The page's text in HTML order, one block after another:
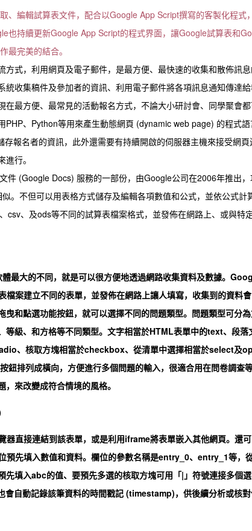
編輯試算表文件，配合以Google App Script撰寫的客製化程式，
也持續更新Google App Script的程式界面，讓Google試算表和
最完美的結合。
式，利用網頁及電子郵件，是最方便、最快速的收集和散佈訊
收集稿件及參加者的資訊、利用電子郵件將各項訊息通知傳達
最方便、最常見的活動報名方式，不論大小研討會、同學聚會
PHP、Python等用來產生動態網頁 (dynamic web page) 的程式
報名者的資訊，此外還需要有持續開啟的伺服器主機來接受網頁
行。
件 (Google Docs) 服務的一部份，由Google公司在2006年推出
。不但可以用表格方式儲存及編輯各項數值和公式，並依公式計
csv、及ods等不同的試算表檔案格式，並發佈在網路上、或與特
最大的不同，就是可以很方便地透過網路收集資料及數據。
案建立不同的表單，並發佈在網路上讓人填寫，收集到的資料會
和點選功能按鈕，就可以選擇不同的問題類型。問題類型可分
等級、和方格等不同類型。文字相當於HTML表單中的text、段落
、核取方塊相當於checkbox、從清單中選擇相當於select及
鈕排列成橫向，方便進行多個問題的輸入，很適合用在問卷調查
來改變成符合情境的風格。
器直接連結到該表單，或是利用iframe將表單嵌入其他網頁。還可
預先填入數值和資料。欄位的參數名稱是entry_0、entry_1等，
填入abc的值、要預先多選的核取方塊可用「|」符號連接多個選
自動記錄該筆資料的時間戳記 (timestamp)，供後續分析或核